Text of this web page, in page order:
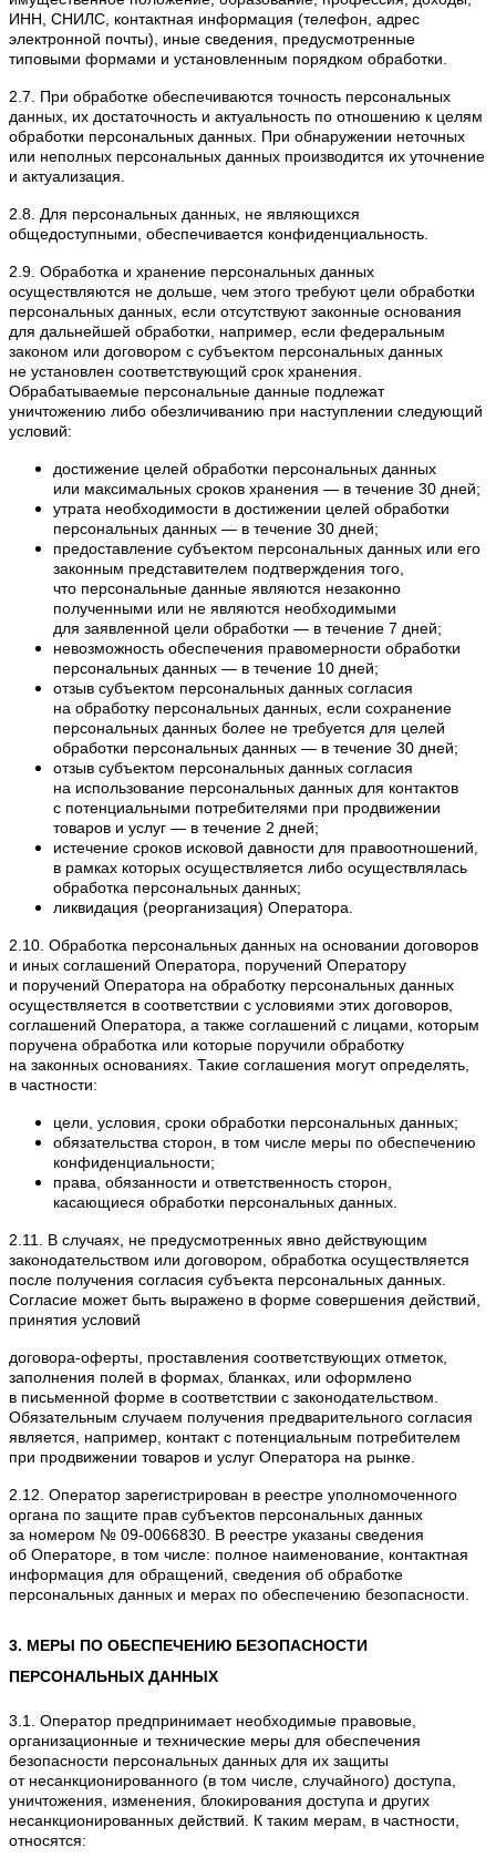
ИНН, СНИЛС, контактная информация (телефон, адрес
электронной почты), иные сведения, предусмотренные
типовыми формами и установленным порядком обработки.
2.7. При обработке обеспечиваются точность персональных
данных, их достаточность и актуальность по отношению к целям
обработки персональных данных. При обнаружении неточных
или неполных персональных данных производится их уточнение
и актуализация.
2.8. Для персональных данных, не являющихся
общедоступными, обеспечивается конфиденциальность.
2.9. Обработка и хранение персональных данных
осуществляются не дольше, чем этого требуют цели обработки
персональных данных, если отсутствуют законные основания
для дальнейшей обработки, например, если федеральным
законом или договором с субъектом персональных данных
не установлен соответствующий срок хранения.
Обрабатываемые персональные данные подлежат
уничтожению либо обезличиванию при наступлении следующий
условий:
достижение целей обработки персональных данных
или максимальных сроков хранения — в течение 30 дней;
утрата необходимости в достижении целей обработки
персональных данных — в течение 30 дней;
предоставление субъектом персональных данных или его
законным представителем подтверждения того,
что персональные данные являются незаконно
полученными или не являются необходимыми
для заявленной цели обработки — в течение 7 дней;
невозможность обеспечения правомерности обработки
персональных данных — в течение 10 дней;
отзыв субъектом персональных данных согласия
на обработку персональных данных, если сохранение
персональных данных более не требуется для целей
обработки персональных данных — в течение 30 дней;
отзыв субъектом персональных данных согласия
на использование персональных данных для контактов
с потенциальными потребителями при продвижении
товаров и услуг — в течение 2 дней;
истечение сроков исковой давности для правоотношений,
в рамках которых осуществляется либо осуществлялась
обработка персональных данных;
ликвидация (реорганизация) Оператора.
2.10. Обработка персональных данных на основании договоров
и иных соглашений Оператора, поручений Оператору
и поручений Оператора на обработку персональных данных
осуществляется в соответствии с условиями этих договоров,
соглашений Оператора, а также соглашений с лицами, которым
поручена обработка или которые поручили обработку
на законных основаниях. Такие соглашения могут определять,
в частности:
цели, условия, сроки обработки персональных данных;
обязательства сторон, в том числе меры по обеспечению
конфиденциальности;
права, обязанности и ответственность сторон,
касающиеся обработки персональных данных.
2.11. В случаях, не предусмотренных явно действующим
законодательством или договором, обработка осуществляется
после получения согласия субъекта персональных данных.
Согласие может быть выражено в форме совершения действий,
принятия условий
договора-оферты, проставления соответствующих отметок,
заполнения полей в формах, бланках, или оформлено
в письменной форме в соответствии с законодательством.
Обязательным случаем получения предварительного согласия
является, например, контакт с потенциальным потребителем
при продвижении товаров и услуг Оператора на рынке.
2.12. Оператор зарегистрирован в реестре уполномоченного
органа по защите прав субъектов персональных данных
за номером № 09-0066830. В реестре указаны сведения
об Операторе, в том числе: полное наименование, контактная
информация для обращений, сведения об обработке
персональных данных и мерах по обеспечению безопасности.
3. МЕРЫ ПО ОБЕСПЕЧЕНИЮ БЕЗОПАСНОСТИ
ПЕРСОНАЛЬНЫХ ДАННЫХ
3.1. Оператор предпринимает необходимые правовые,
организационные и технические меры для обеспечения
безопасности персональных данных для их защиты
от несанкционированного (в том числе, случайного) доступа,
уничтожения, изменения, блокирования доступа и других
несанкционированных действий. К таким мерам, в частности,
относятся: